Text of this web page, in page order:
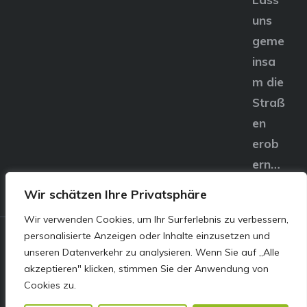
Wir schätzen Ihre Privatsphäre
Wir verwenden Cookies, um Ihr Surferlebnis zu verbessern,
personalisierte Anzeigen oder Inhalte einzusetzen und
unseren Datenverkehr zu analysieren. Wenn Sie auf „Alle
akzeptieren" klicken, stimmen Sie der Anwendung von
Cookies zu.
uns
geme
insa
m die
Straß
en
erob
ern…
© E&S Motors GmbH,
Linzer Straße 83 4240
Freistadt